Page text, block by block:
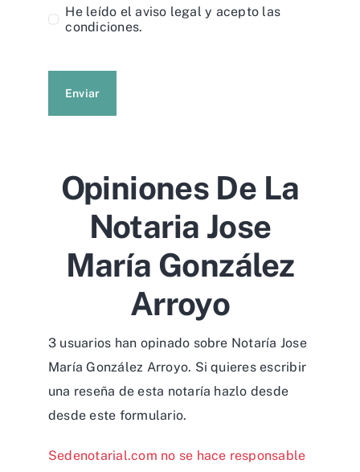
He leído elaviso legal y acepto las
condiciones.
Enviar
Opiniones De La
Notaria Jose
María González
Arroyo
3 usuarios han opinado sobre Notaría Jose
María González Arroyo. Si quieres escribir
una reseña de esta notaría hazlo desde
desdeeste formulario.
Sedenotarial.com no se hace responsable